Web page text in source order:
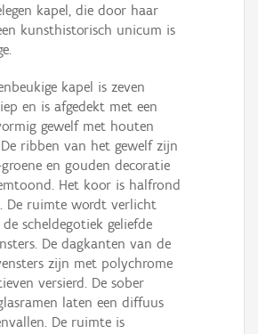
kapel, die door haar
kunsthistorisch unicum is
kapel is zeven
en is afgedekt met een
gewelf met houten
ribben van het gewelf zijn
en gouden decoratie
Het koor is halfrond
De ruimte wordt verlicht
scheldegotiek geliefde
De dagkanten van de
zijn met polychrome
versierd. De sober
laten een diffuus
De ruimte is